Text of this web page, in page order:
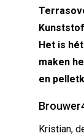
Het is
maken
en
Kristian,